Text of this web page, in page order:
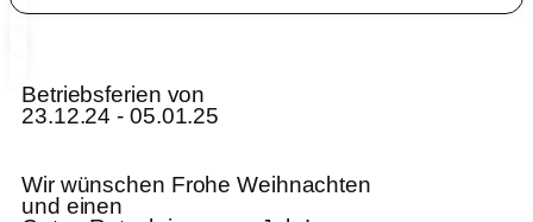
Betriebsferien von
23.12.24 - 05.01.25
Wir wünschen Frohe Weihnachten
und einen